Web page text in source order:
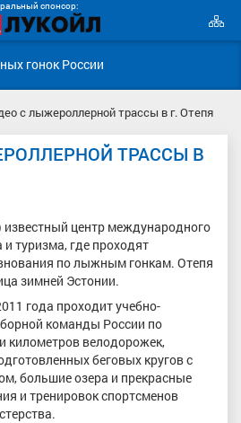
спонсор:
гонок России
с лыжероллерной трассы в г. Отепя
ТРАССЫ В
известный центр международного
и туризма, где проходят
по лыжным гонкам. Отепя
зимней Эстонии.
года проходит учебно-
команды России по
велодорожек,
беговых кругов с
большие озера и прекрасные
и тренировок спортсменов